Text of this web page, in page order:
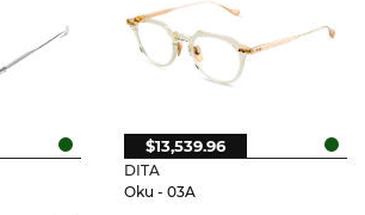
DITA
Oku - 03A
$13,539.96